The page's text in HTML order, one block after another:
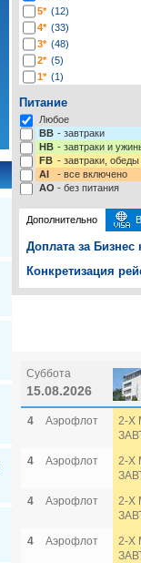
5* (12)
4* (33)
3* (48)
2* (5)
1* (1)
Питание
Любое
BB - завтраки
HB - завтраки и
FB - завтраки,
AI
- все включено
AO - без питания
Дополнительно
Доплата за Бизнес
Конкретизация
Суббота
15.08.2026
4 Аэрофлот
2-Х
4 Аэрофлот
2-Х
4 Аэрофлот
2-Х
4 Аэрофлот
2-Х